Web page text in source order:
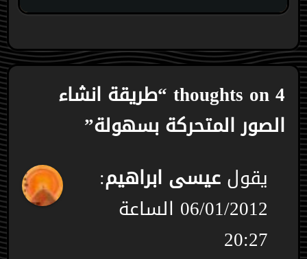
4 thoughts on “طريقة انشاء
الصور المتحركة بسهولة”
يقولعيسى ابراهيم:
06/01/2012 الساعة
20:27